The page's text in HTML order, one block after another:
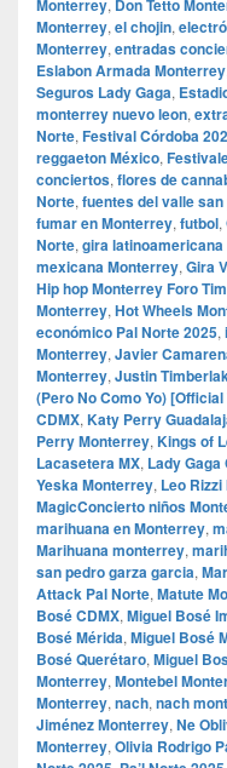
Monterrey, Don Tetto
Monterrey, el chojin,
Monterrey, entradas
Eslabon Armada Monterrey
Seguros Lady Gaga,
monterrey nuevo leon,
Norte, Festival Córdoba
reggaeton México,
conciertos, flores de
Norte, fuentes del valle
fumar en Monterrey, futbol,
Norte, gira
mexicana Monterrey, Gira
Hip hop Monterrey Foro
Monterrey, Hot Wheels
económico Pal Norte 2025,
Monterrey, Javier
Monterrey, Justin
(Pero No Como Yo) [Official
CDMX, Katy Perry
Perry Monterrey, Kings of
Lacasetera MX, Lady Gaga
Yeska Monterrey, Leo
MagicConcierto niños
marihuana en Monterrey,
Marihuana monterrey,
san pedro garza garcia,
Attack Pal Norte, Matute
Bosé CDMX, Miguel Bosé
Bosé Mérida, Miguel Bosé
Bosé Querétaro, Miguel
Monterrey, Montebel
Monterrey, nach, nach
Jiménez Monterrey, Ne
Monterrey, Olivia Rodrigo